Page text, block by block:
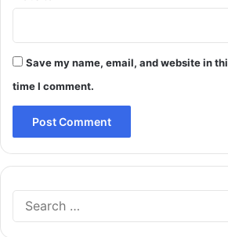
Save my name, email, and website in
time I comment.